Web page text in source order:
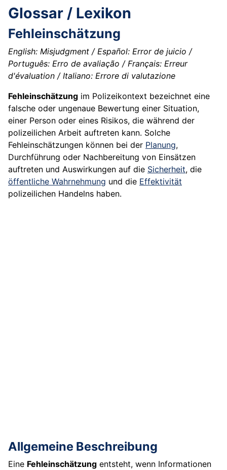
Glossar / Lexikon
Fehleinschätzung
English: Misjudgment / Español: Error de juicio /
Português: Erro de avaliação / Français: Erreur
d'évaluation / Italiano: Errore di valutazione
Fehleinschätzung im Polizeikontext bezeichnet eine
falsche oder ungenaue Bewertung einer Situation,
einer Person oder eines Risikos, die während der
polizeilichen Arbeit auftreten kann. Solche
Fehleinschätzungen können bei der Planung,
Durchführung oder Nachbereitung von Einsätzen
auftreten und Auswirkungen auf die Sicherheit, die
öffentliche Wahrnehmung und die Effektivität
polizeilichen Handelns haben.
Allgemeine Beschreibung
Eine Fehleinschätzung entsteht, wenn Informationen